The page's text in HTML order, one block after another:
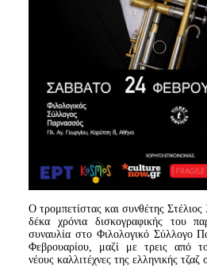
Ο τρομπετίστας και συνθέτης Στέλιος
δέκα χρόνια δισκογραφικής του
συναυλία στο Φιλολογικό Σύλλογο
Φεβρουαρίου, μαζί με τρεις από
νέους καλλιτέχνες της ελληνικής τζαζ